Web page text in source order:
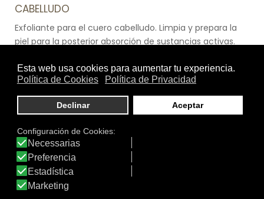
CABELLUDO
Exfoliante para el cuero cabelludo. Limpia y prepara la
piel para la posterior absorción de sustancias activas.
eficazmente el exceso de epidermis queratinizada y las
impurezas externas que forman una capa en la
superficie de la piel.Limpia el cuero cabelludo.Elimina
preventivamente la epidermis queratinizada y las
sustancias activas.
Ver producto